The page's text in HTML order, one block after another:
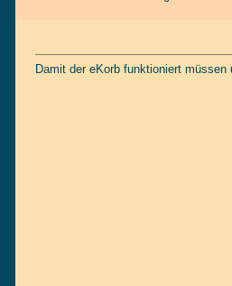
Damit der eKorb funktioniert